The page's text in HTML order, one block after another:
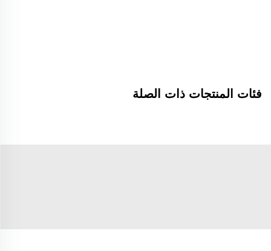
فئات المنتجات ذات الصلة